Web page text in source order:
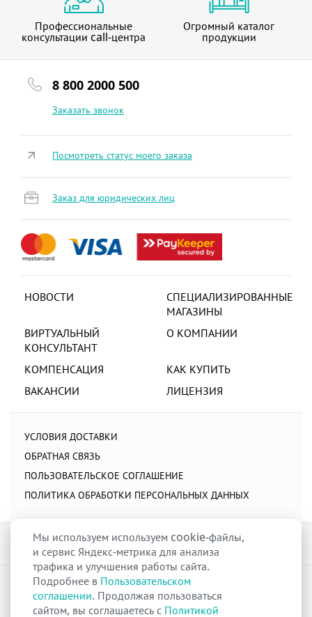
Профессиональные
консультации call-центра
Огромный каталог
продукции
8 800 2000 500
Заказать звонок
НОВОСТИ
СПЕЦИАЛИЗИРОВАННЫЕ
МАГАЗИНЫ
ВИРТУАЛЬНЫЙ
КОНСУЛЬТАНТ
О КОМПАНИИ
КОМПЕНСАЦИЯ
КАК КУПИТЬ
ВАКАНСИИ
ЛИЦЕНЗИЯ
УСЛОВИЯ ДОСТАВКИ
ОБРАТНАЯ СВЯЗЬ
ПОЛЬЗОВАТЕЛЬСКОЕ СОГЛАШЕНИЕ
ПОЛИТИКА ОБРАБОТКИ ПЕРСОНАЛЬНЫХ ДАННЫХ
Посмотреть статус моего заказа
Заказ для юридических лиц
raduga-ural.ru ©
Группа компаний Радуга
ЛицензияЛ042-00110-77/00263680 от 07 декабря 2017 г.
Мы используем используем cookie-файлы,
и сервис Яндекс-метрика для анализа
трафика и улучшения работы сайта.
Подробнее в Пользовательском
соглашении. Продолжая пользоваться
сайтом, вы соглашаетесь с Политикой